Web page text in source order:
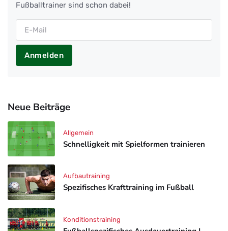
Fußballtrainer sind schon dabei!
Anmelden
Neue Beiträge
Schnelligkeit mit Spielformen trainieren
Allgemein
Spezifisches Krafttraining im Fußball
Aufbautraining
Konditionstraining